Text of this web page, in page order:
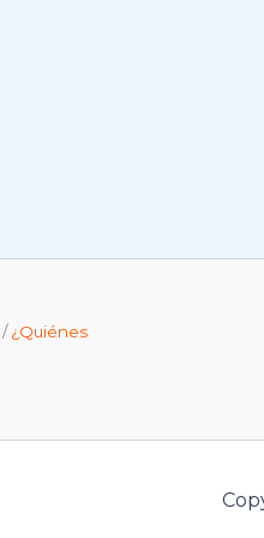
/¿Quiénes